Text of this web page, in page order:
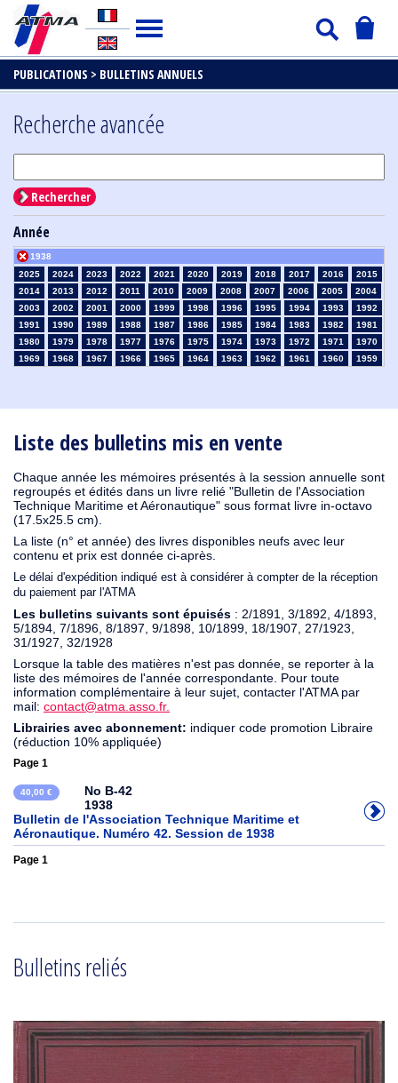
PUBLICATIONS > BULLETINS ANNUELS
Liste des bulletins mis en vente
Chaque année les mémoires présentés à la session annuelle sont
regroupés et édités dans un livre relié "Bulletin de l'Association
Technique Maritime et Aéronautique" sous format livre in-octavo
(17.5x25.5 cm).
La liste (n° et année) des livres disponibles neufs avec leur
contenu et prix est donnée ci-après.
Le délai d'expédition indiqué est à considérer à compter de la réception
du paiement par l'ATMA
Les bulletins suivants sont épuisés : 2/1891, 3/1892, 4/1893,
5/1894, 7/1896, 8/1897, 9/1898, 10/1899, 18/1907, 27/1923,
31/1927, 32/1928
Lorsque la table des matières n'est pas donnée, se reporter à la
liste des mémoires de l'année correspondante. Pour toute
information complémentaire à leur sujet, contacter l'ATMA par
mail: contact@atma.asso.fr.
Librairies avec abonnement: indiquer code promotion Libraire
(réduction 10% appliquée)
Page 1
40,00 €
No B-42
1938
Bulletin de l'Association Technique Maritime et
Aéronautique. Numéro 42. Session de 1938
Page 1
Recherche avancée
Rechercher
Année
2025 2024 2023 2022 2021 2020 2019 2018 2017 2016
2015
2014
2013 2012 2011 2010 2009 2008 2007 2006 2005
2004
2003
2002 2001 2000 1999 1998 1996 1995 1994 1993
1992
1991
1990 1989 1988 1987 1986 1985 1984 1983 1982
1981
1980
1979 1978 1977 1976 1975 1974 1973 1972 1971
1970
1969
1968 1967 1966 1965 1964 1963 1962 1961 1960
1959
1938
1930
1929 1926 1925 1924 1915 1914 1913 1912 1911
1910
Bulletins reliés